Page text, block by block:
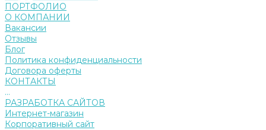
ПОРТФОЛИО
О КОМПАНИИ
Вакансии
Отзывы
Блог
Политика конфиденциальности
Договора оферты
КОНТАКТЫ
...
РАЗРАБОТКА САЙТОВ
Интернет-магазин
Корпоративный сайт